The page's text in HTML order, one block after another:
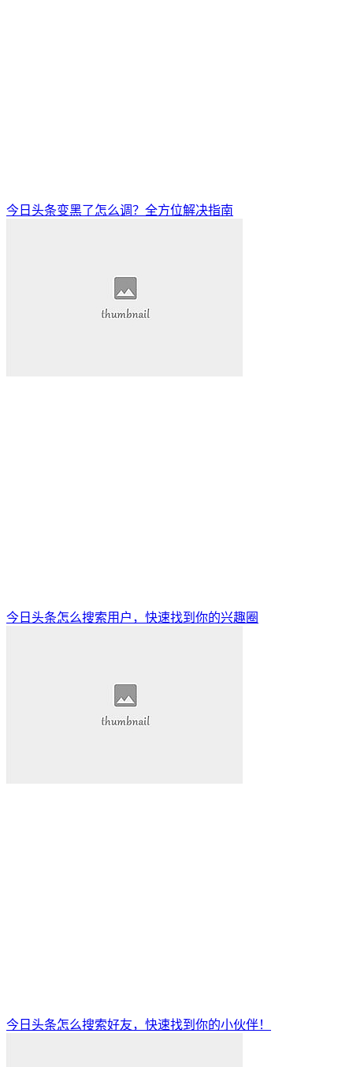
今日头条变黑了怎么调？全方位解决指南
今日头条怎么搜索用户，快速找到你的兴趣圈
今日头条怎么搜索好友，快速找到你的小伙伴！